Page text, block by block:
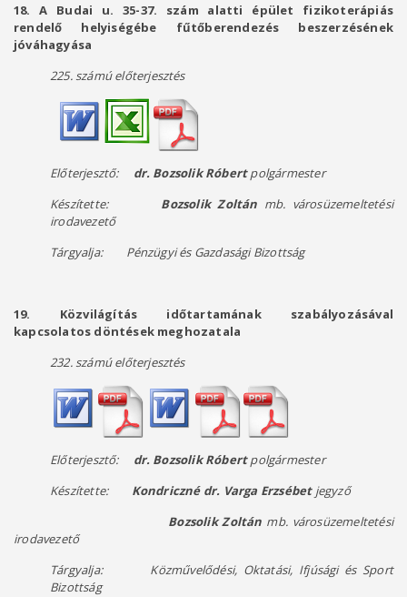
18.
A Budai u. 35-37. szám alatti épület fizikoterápiás
rendelő helyiségébe fűtőberendezés beszerzésének
jóváhagyása
225. számú előterjesztés
Előterjesztő: dr. Bozsolik Róbertpolgármester
Készítette: Bozsolik Zoltán mb. városüzemeltetési
irodavezető
Tárgyalja: Pénzügyi és Gazdasági Bizottság
19.
Közvilágítás időtartamának szabályozásával
kapcsolatos döntések meghozatala
232. számú előterjesztés
Előterjesztő: dr. Bozsolik Róbertpolgármester
Készítette: Kondriczné dr. Varga Erzsébet jegyző
Bozsolik Zoltán mb. városüzemeltetési
irodavezető
Tárgyalja: Közművelődési, Oktatási, Ifjúsági és Sport
Bizottság